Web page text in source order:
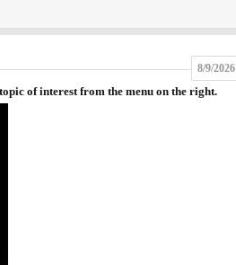
8/9/2026
of interest from the menu on the right.